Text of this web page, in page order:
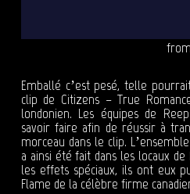
from
Emballé c’est pesé, telle
clip de Citizens – True
londonien. Les équipes de
savoir faire afin de réussir à
morceau dans le clip.
a ainsi été fait dans les locaux
les effets spéciaux, ils ont eux
Flame de la célèbre firme